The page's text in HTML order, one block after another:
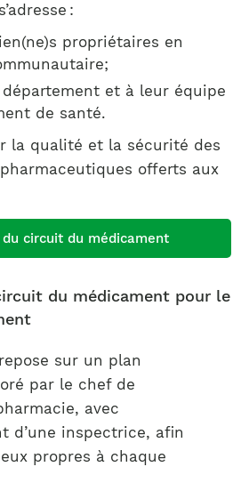
:
propriétaires en
et à leur équipe
de santé.
la qualité et la sécurité des
offerts aux
circuit du médicament
du médicament pour le
sur un plan
par le chef de
avec
d’une inspectrice, afin
propres à chaque